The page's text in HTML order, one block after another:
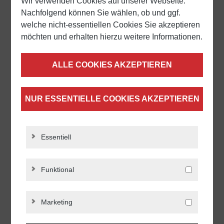
Befestigungsbohrungen, Teller
und Kugelelement aus Edelstahl
17,25 €*
DETAILS
Nachfolgend können Sie wählen, ob und ggf.
welche nicht-essentiellen Cookies Sie akzeptieren
möchten und erhalten hierzu weitere Informationen.
ALLE COOKIES AKZEPTIEREN
NUR ESSENTIELLE COOKIES AKZEPTIEREN
Essentiell
Funktional
Marketing